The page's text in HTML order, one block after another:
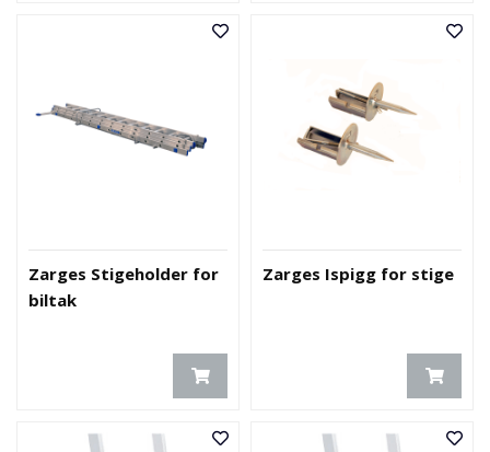
Zarges Stigeholder for
biltak
Zarges Ispigg for stige